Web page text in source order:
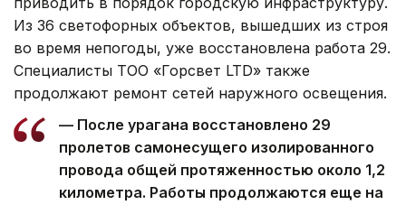
Из 36 светофорных объектов, вышедших из строя
во время непогоды, уже восстановлена работа 29.
Специалисты ТОО «Горсвет LTD» также
продолжают ремонт сетей наружного освещения.
— После урагана восстановлено 29
пролетов самонесущего изолированного
провода общей протяженностью около 1,2
километра. Работы продолжаются еще на